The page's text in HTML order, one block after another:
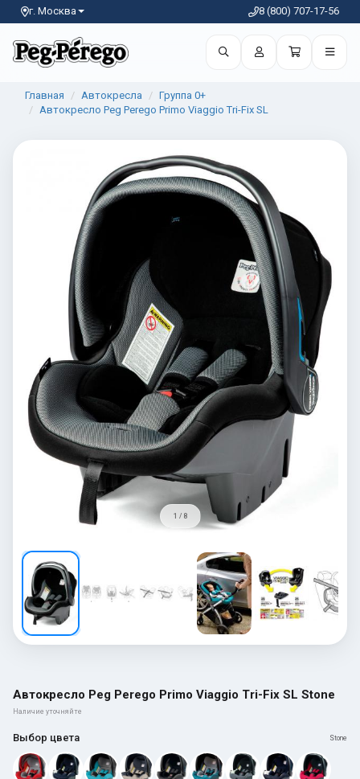
г. Москва 8 (800) 707-17-56
Главная Автокресла
Группа 0+
Автокресло Peg Perego Primo Viaggio Tri-Fix SL
1 / 8
Автокресло Peg Perego Primo Viaggio Tri-Fix SL Stone
Наличие уточняйте
Выбор цвета Stone